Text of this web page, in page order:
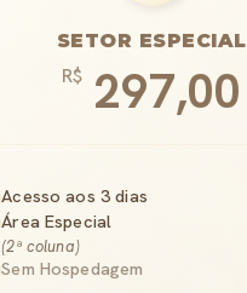
SETOR ESPECIAL
R$ 297,00
Acesso aos 3 dias
Área Especial
(2ª coluna)
Sem Hospedagem